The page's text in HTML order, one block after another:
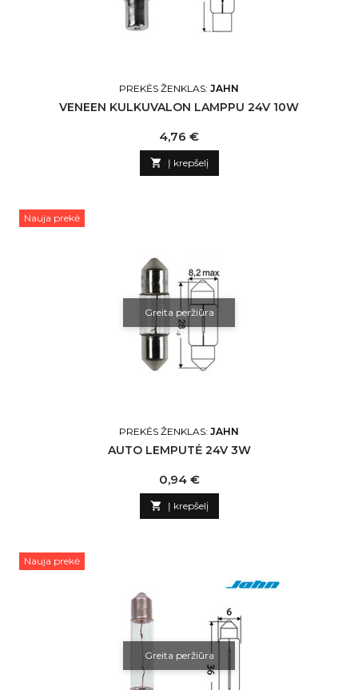
PREKĖS ŽENKLAS: JAHN
VENEEN KULKUVALON LAMPPU 24V 10W
Kaina
4,76 €
 Į krepšelį
Nauja prekė
Greita peržiūra
PREKĖS ŽENKLAS: JAHN
AUTO LEMPUTĖ 24V 3W
Kaina
0,94 €
 Į krepšelį
Nauja prekė
Greita peržiūra